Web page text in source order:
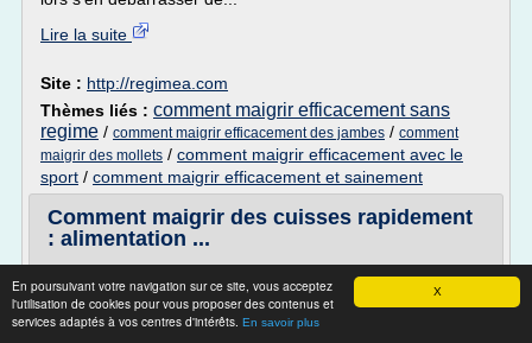
X
En poursuivant votre navigation sur ce site, vous acceptez
l'utilisation de cookies pour vous proposer des contenus et
services adaptés à vos centres d'intérêts. En savoir plus
Lire la suite
Site : http://regimea.com
Thèmes liés : comment maigrir efficacement sans
regime / comment maigrir efficacement des jambes / comment
maigrir des mollets / comment maigrir efficacement avec le
sport / comment maigrir efficacement et sainement
Comment maigrir des cuisses rapidement
: alimentation ...
faire est d'adopter une alimentation équilibrée . Faire les
bons choix va vous permettre de maigrir de manière